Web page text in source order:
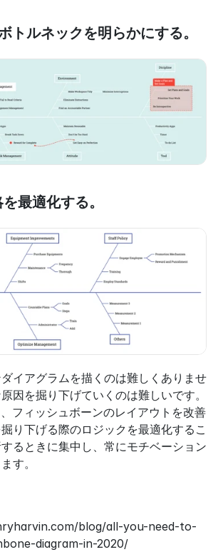
トルネックを明らかにする。
最適化する。
イアグラムを描くのは難しくありませ
因を掘り下げていくのは難しいです。
フィッシュボーンのレイアウトを改善
り下げる際のロジックを最適化するこ
るときに集中し、常にモチベーション
す。
blog/all-you-need-to-
diagram-in-2020/